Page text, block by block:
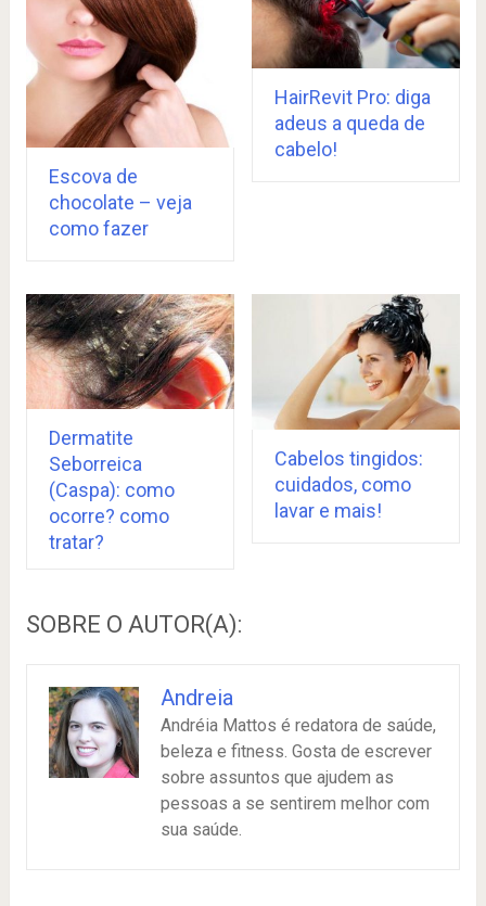
Escova de
chocolate – veja
como fazer
HairRevit Pro: diga
adeus a queda de
cabelo!
Dermatite
Seborreica
(Caspa): como
ocorre? como
tratar?
Cabelos tingidos:
cuidados, como
lavar e mais!
SOBRE O AUTOR(A):
Andreia
Andréia Mattos é redatora de saúde,
beleza e fitness. Gosta de escrever
sobre assuntos que ajudem as
pessoas a se sentirem melhor com
sua saúde.